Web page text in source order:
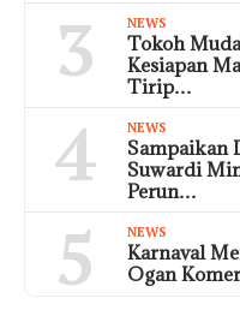
3 NEWS
Tokoh
Kesiapan
Tirip…
4 NEWS
Sampaikan
Suwardi
Perun…
5 NEWS
Karnaval
Ogan